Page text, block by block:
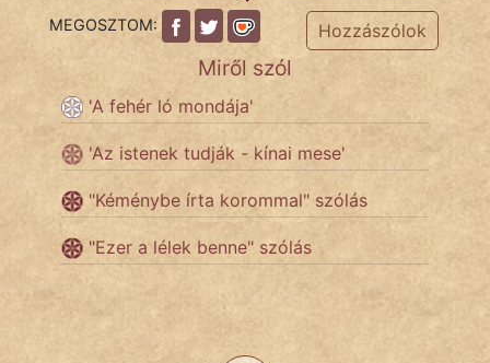
MEGOSZTOM: Hozzászólok
Miről szól
'A fehér ló mondája'
'Az istenek tudják - kínai mese'
"Kéménybe írta korommal" szólás
"Ezer a lélek benne" szólás